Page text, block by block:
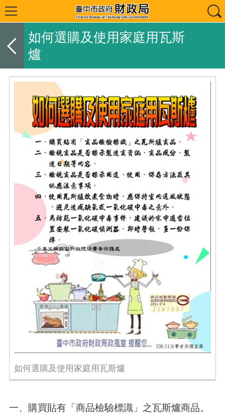
如何選購及使用家庭用瓦斯
爐
如何選購及使用家庭用瓦斯爐
一、購買貼有「商品檢驗標識」之瓦斯爐商品。